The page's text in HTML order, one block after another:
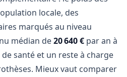
locale, des
marqués au niveau
médian de20 640 € par an à
santé et un reste à charge
Mieux vaut comparer